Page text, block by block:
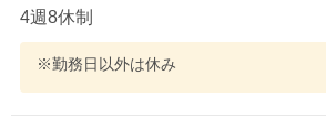
4週8休制
※勤務日以外は休み